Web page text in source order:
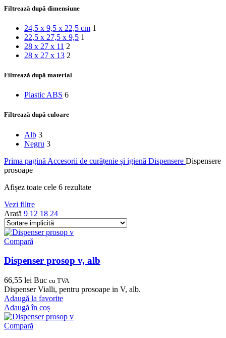
Filtrează după dimensiune
24,5 x 9,5 x 22,5 cm 1
22,5 x 27,5 x 9,5 1
28 x 27 x 11 2
28 x 27 x 13 2
Filtrează după material
Plastic ABS 6
Filtrează după culoare
Alb 3
Negru 3
Prima pagină Accesorii de curățenie și igienă Dispensere Dispensere
prosoape
Afișez toate cele 6 rezultate
Vezi filtre
Arată 9 12 18 24
Compară
Dispenser prosop v, alb
66,55 lei Buc cu TVA
Dispenser Vialli, pentru prosoape in V, alb.
Adaugă la favorite
Adaugă în coș
Compară